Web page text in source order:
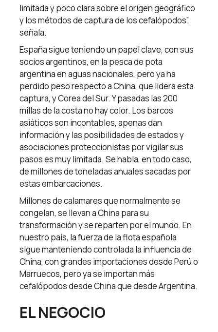
limitada y poco clara sobre el origen geográfico
y los métodos de captura de los cefalópodos”,
señala.
España sigue teniendo un papel clave, con sus
socios argentinos, en la pesca de pota
argentina en aguas nacionales, pero ya ha
perdido peso respecto a China, que lidera esta
captura, y Corea del Sur. Y pasadas las 200
millas de la costa no hay color. Los barcos
asiáticos son incontables, apenas dan
información y las posibilidades de estados y
asociaciones proteccionistas por vigilar sus
pasos es muy limitada. Se habla, en todo caso,
de millones de toneladas anuales sacadas por
estas embarcaciones.
Millones de calamares que normalmente se
congelan, se llevan a China para su
transformación y se reparten por el mundo. En
nuestro país, la fuerza de la flota española
sigue manteniendo controlada la influencia de
China, con grandes importaciones desde Perú o
Marruecos, pero ya se importan más
cefalópodos desde China que desde Argentina.
EL NEGOCIO